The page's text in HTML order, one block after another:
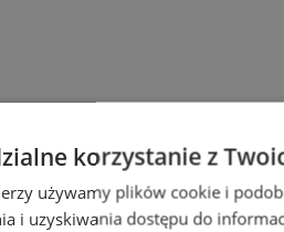
w Tychach
korzystanie z
używamy plików cookie i
i uzyskiwania dostępu do